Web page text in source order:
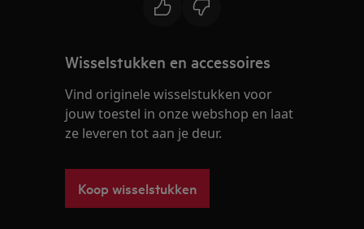
Wisselstukken en accessoires
Vind originele wisselstukken voor
jouw toestel in onze webshop en laat
ze leveren tot aan je deur.
Koop wisselstukken